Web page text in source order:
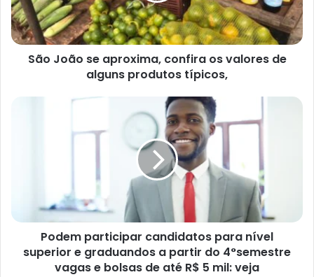
valores
de
alguns
produtos
São João se aproxima, confira os valores de
alguns produtos típicos,
graduandos
a
4°semestre
Podem participar candidatos para nível
superior e graduandos a partir do 4°semestre
vagas e bolsas de até R$ 5 mil: veja